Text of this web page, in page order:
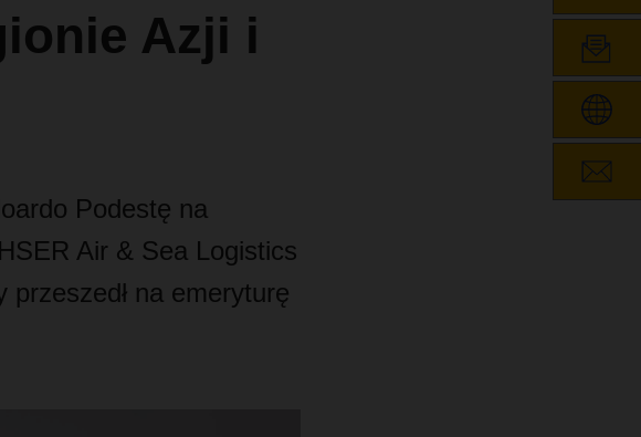
Azji i
Podestę na
Air & Sea Logistics
na emeryturę